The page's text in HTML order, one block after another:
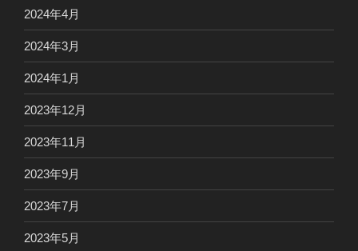
2024年4月
2024年3月
2024年1月
2023年12月
2023年11月
2023年9月
2023年7月
2023年5月